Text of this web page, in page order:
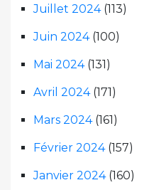
Juillet 2024(113)
Juin 2024(100)
Mai 2024(131)
Avril 2024(171)
Mars 2024(161)
Février 2024(157)
Janvier 2024(160)